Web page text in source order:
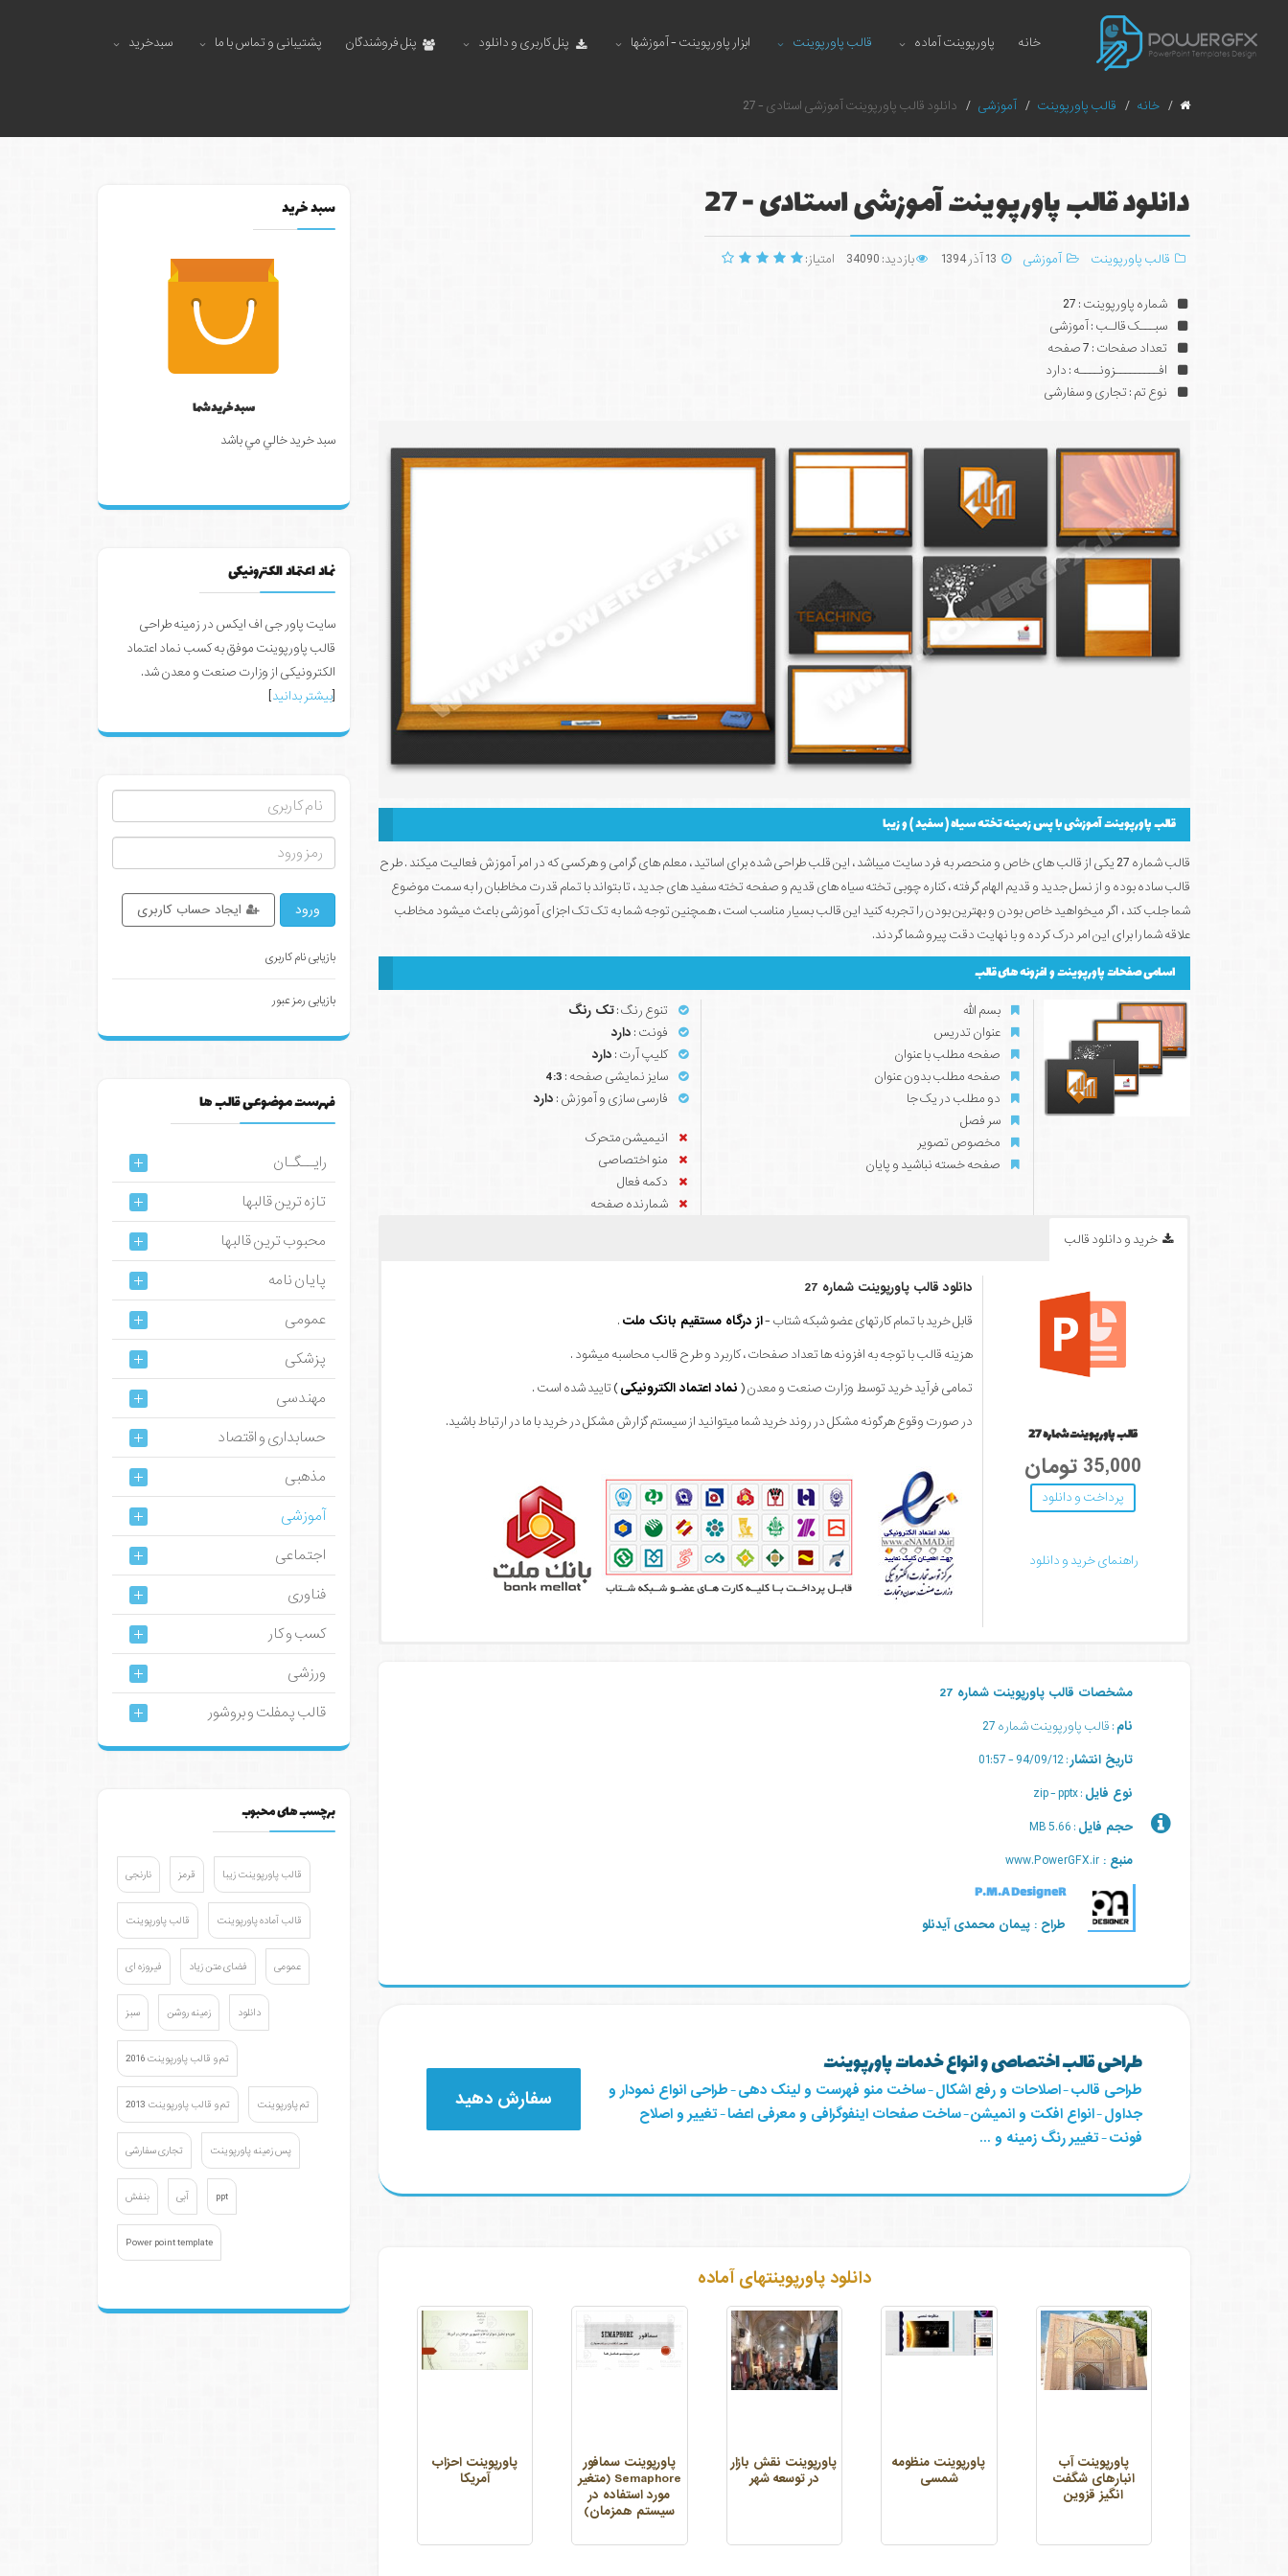
خانه پاورپوینت آماده قالب پاورپوینت ابزار پاورپوینت - آموزشها پنل کاربری و دانلود پنل فروشندگان پشتیبانی و تماس با ما سبدخرید
خانه قالب پاورپوینت آموزشی دانلود قالب پاورپوینت آموزشی استادی - 27
دانلود قالب پاورپوینت آموزشی استادی - 27
قالب پاورپوینت آموزشی 13 آذر 1394 بازدید: 34090 امتیاز:
شماره پاورپوینت : 27
سبـــک قالـب : آموزشی
تعداد صفحات : 7 صفحه
افـــــــــزونــــه : دارد
نوع تم : تجاری و سفارشی
قالب پاورپوینت آموزشی با پس زمینه تخته سیاه ( سفید ) و زیبا
قالب شماره 27 یکی از قالب های خاص و منحصر به فرد سایت میباشد ، این قلب طراحی شده برای اساتید ، معلم های گرامی و هرکسی که در امر آموزش فعالیت میکند . طرح
قالب ساده بوده و از نسل جدید و قدیم الهام گرفته ، کناره چوبی تخته سیاه های قدیم و صفحه تخته سفید های جدید ، تا بتواند با تمام قدرت مخاطبان را به سمت موضوع
شما جلب کند ، اگر میخواهید خاص بودن و بهترین بودن را تجربه کنید این قالب بسیار مناسب است ، همچنین توجه شما به تک تک اجزای آموزشی باعث میشود مخاطب
علاقه شما را برای این امر درک کرده و با نهایت دقت پیرو شما گردند.
اسامی صفحات پاورپوینت و افزونه های قالب
بسم الله
عنوان تدریس
صفحه مطلب با عنوان
صفحه مطلب بدون عنوان
دو مطلب در یک جا
سر فصل
مخصوص تصویر
صفحه خسته نباشید و پایان
تنوع رنگ :تک رنگ
فونت : دارد
کلیپ آرت : دارد
سایز نمایشی صفحه : 4:3
فارسی سازی و آموزش : دارد
انیمیشن متحرک
منو اختصاصی
دکمه فعال
شمارنده صفحه
خرید و دانلود قالب
قالب پاورپوینت شماره 27
35,000 تومان
پرداخت و دانلود
راهنمای خرید و دانلود
دانلود قالب پاورپوینت شماره 27
قابل خرید با تمام کارتهای عضو شبکه شتاب -از درگاه مستقیم بانک ملت .
هزینه قالب با توجه به افزونه ها تعداد صفحات ، کاربرد و طرح قالب محاسبه میشود .
تمامی فرآید خرید توسط وزارت صنعت و معدن ( نماد اعتماد الکترونیکی) تایید شده است .
در صورت وقوع هرگونه مشکل در روند خرید شما میتوانید از سیستم گزارش مشکل در خرید با ما در ارتباط باشید.
مشخصات قالب پاورپوینت شماره 27
نام : قالب پاورپوینت شماره 27
تاریخ انتشار: 94/09/12 - 01:57
نوع فایل : zip - pptx
حجم فایل : 5.66 MB
منبع : www.PowerGFX.ir
P.M.A DesigneR
طراح : پیمان محمدی آیدنلو
طراحی قالب اختصاصی و انواع خدمات پاورپوینت
طراحی قالب-اصلاحات و رفع اشکال-ساخت منو فهرست و لینک دهی-طراحی انواع نمودار و
جداول-انواع افکت و انمیشن-ساخت صفحات اینفوگرافی و معرفی اعضا-تغییر و اصلاح
فونت-تغییر رنگ زمینه و ...
سفارش دهید
دانلود پاورپوینتهای آماده
پاورپوینت آب
انبارهای شگفت
انگیز قزوین
پاورپوینت منظومه
شمسی
پاورپوینت نقش بازار
در توسعه شهر
پاورپوینت سمافور
Semaphore (متغیر
مورد استفاده در
سیستم همزمان)
پاورپوینت احزاب
آمریکا
سبد خرید
سبد خرید شما
سبد خرید خالي مي باشد
نماد اعتماد الکترونیکی
سایت پاور جی اف ایکس در زمینه طراحی
قالب پاورپوینت موفق به کسب نماد اعتماد
الکترونیکی از وزارت صنعت و معدن شد.
[بیشتر بدانید]
ورود ایجاد حساب کاربری
بازیابی نام کاربری
بازیابی رمز عبور
فهرست موضوعی قالب ها
رایــگـان
تازه ترین قالبها
محبوب ترین قالبها
پایان نامه
عمومی
پزشکی
مهندسی
حسابداری و اقتصاد
مذهبی
آموزشی
اجتماعی
فناوری
کسب و کار
ورزشی
قالب پمفلت و بروشور
برچسب های محبوب
نارنجی قرمز قالب پاورپوینت زیبا
قالب پاورپوینت قالب آماده پاورپوینت
فیروزه ای فضای متن زیاد عمومی
سبز زمینه روشن دانلود
تم و قالب پاورپوینت 2016
تم و قالب پاورپوینت 2013 تم پاورپوینت
تجاری سفارشی پس زمینه پاورپوینت
بنفش آبی ppt
Power point template